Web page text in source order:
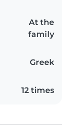
At the
family
Greek
12 times